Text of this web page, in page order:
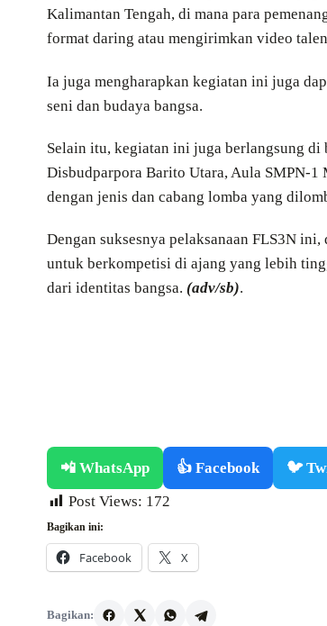
Kalimantan Tengah, di mana para
format daring atau mengirimkan video
Ia juga mengharapkan kegiatan ini juga
seni dan budaya bangsa.
Selain itu, kegiatan ini juga berlangsung
Disbudparpora Barito Utara, Aula SMPN-1
dengan jenis dan cabang lomba yang
Dengan suksesnya pelaksanaan FLS3N
untuk berkompetisi di ajang yang lebih
dari identitas bangsa. (adv/sb).
📲 WhatsApp 👍 Facebook 🐦
Post Views: 172
Bagikan ini:
Facebook X
Bagikan: